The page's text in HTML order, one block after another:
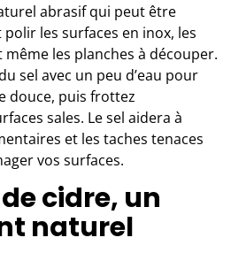
abrasif qui peut être
les surfaces en inox, les
les planches à découper.
sel avec un peu d’eau pour
douce, puis frottez
sales. Le sel aidera à
et les taches tenaces
vos surfaces.
cidre, un
naturel